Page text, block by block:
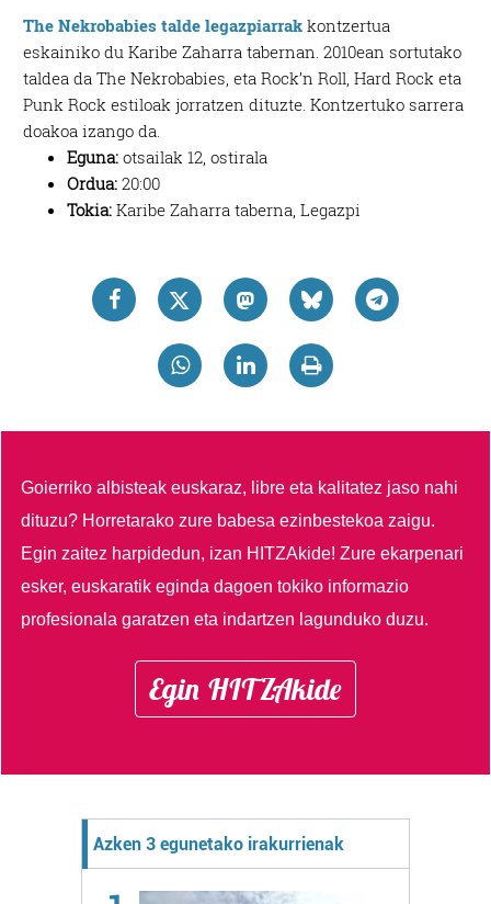
The Nekrobabies talde legazpiarrak kontzertua
eskainiko du Karibe Zaharra tabernan. 2010ean sortutako
taldea da The Nekrobabies, eta Rock’n Roll, Hard Rock eta
Punk Rock estiloak jorratzen dituzte. Kontzertuko sarrera
doakoa izango da.
Eguna: otsailak 12, ostirala
Ordua: 20:00
Tokia: Karibe Zaharra taberna, Legazpi
Goierriko albisteak euskaraz, libre eta kalitatez jaso nahi
dituzu? Horretarako zure babesa ezinbestekoa zaigu.
Egin zaitez harpidedun, izan HITZAkide!Zure ekarpenari
esker, euskaratik eginda dagoen tokiko informazio
profesionala garatzen eta indartzen lagunduko duzu.
Egin HITZAkide
Azken 3 egunetako irakurrienak